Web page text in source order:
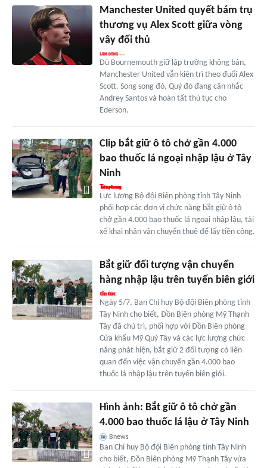
Manchester United quyết bám trụ
thương vụ Alex Scott giữa vòng
vây đối thủ
Dù Bournemouth giữ lập trường không bán,
Manchester United vẫn kiên trì theo đuổi Alex
Scott. Song song đó, Quỷ đỏ đang cân nhắc
Andrey Santos và hoàn tất thủ tục cho
Ederson.
Clip bắt giữ ô tô chở gần 4.000
bao thuốc lá ngoại nhập lậu ở Tây
Ninh
Lực lượng Bộ đội Biên phòng tỉnh Tây Ninh
phối hợp các đơn vị chức năng bắt giữ ô tô
chở gần 4.000 bao thuốc lá ngoại nhập lậu, tài
xế khai nhận vận chuyển thuê để lấy tiền công.
Bắt giữ đối tượng vận chuyển
hàng nhập lậu trên tuyến biên giới
Ngày 5/7, Ban Chỉ huy Bộ đội Biên phòng tỉnh
Tây Ninh cho biết, Đồn Biên phòng Mỹ Thạnh
Tây đã chủ trì, phối hợp với Đồn Biên phòng
Cửa khẩu Mỹ Quý Tây và các lực lượng chức
năng phát hiện, bắt giữ 2 đối tượng có liên
quan đến việc vận chuyển gần 4.000 bao
thuốc lá nhập lậu trên tuyến biên giới.
Hình ảnh: Bắt giữ ô tô chở gần
4.000 bao thuốc lá lậu ở Tây Ninh
Bnews
Ban Chỉ huy Bộ đội Biên phòng tỉnh Tây Ninh
cho biết, Đồn Biên phòng Mỹ Thạnh Tây vừa